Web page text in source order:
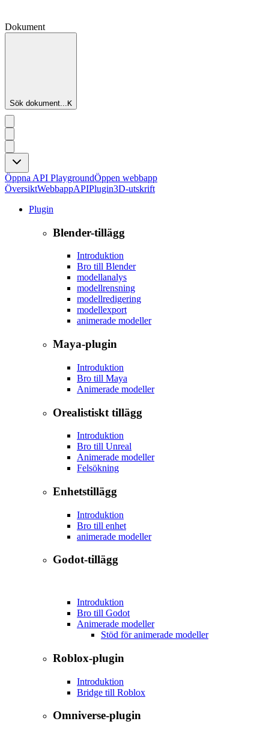
Dokument
Sök dokument...K
Öppna API PlaygroundÖppen webbapp
ÖversiktWebbappAPIPlugin3D-utskrift
Plugin
Blender-tillägg
Introduktion
Bro till Blender
modellanalys
modellrensning
modellredigering
modellexport
animerade modeller
Maya-plugin
Introduktion
Bro till Maya
Animerade modeller
Orealistiskt tillägg
Introduktion
Bro till Unreal
Animerade modeller
Felsökning
Enhetstillägg
Introduktion
Bro till enhet
animerade modeller
Godot-tillägg
Introduktion
Bro till Godot
Animerade modeller
Stöd för animerade modeller
Roblox-plugin
Introduktion
Bridge till Roblox
Omniverse-plugin